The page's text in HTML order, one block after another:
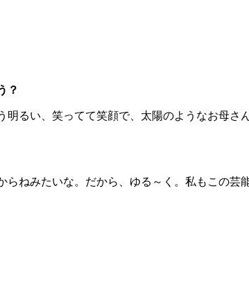
？
るい、笑ってて笑顔で、太陽のようなお母さ
ねみたいな。だから、ゆる～く。私もこの芸